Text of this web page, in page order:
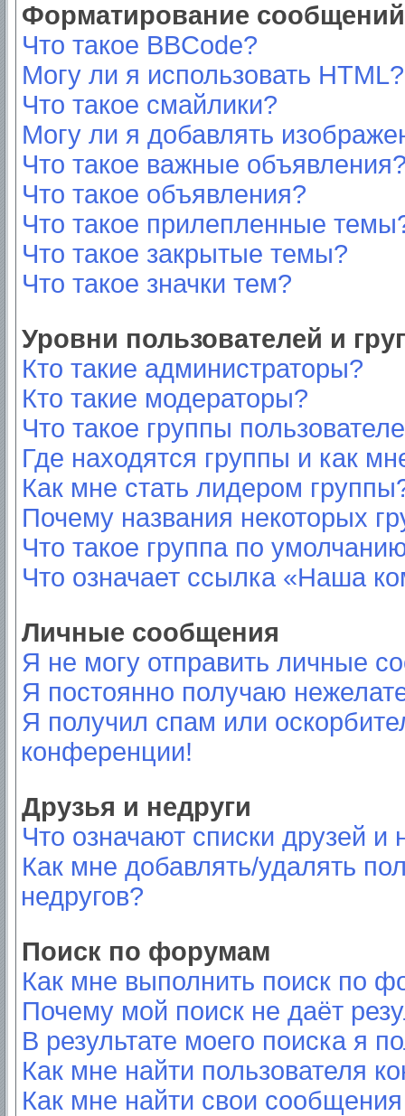
Форматирование
Что такое BBCode?
Могу ли я использовать HTML?
Что такое смайлики?
Могу ли я добавлять
Что такое важные
Что такое объявления?
Что такое прилепленные
Что такое закрытые темы?
Что такое значки тем?
Уровни пользователей и
Кто такие администраторы?
Кто такие модераторы?
Что такое группы
Где находятся группы и как
Как мне стать лидером
Почему названия некоторых
Что такое группа по
Что означает ссылка «Наша
Личные сообщения
Я не могу отправить личные
Я постоянно получаю
Я получил спам или
конференции!
Друзья и недруги
Что означают списки друзей и
Как мне добавлять/удалять
недругов?
Поиск по форумам
Как мне выполнить поиск по
Почему мой поиск не даёт
В результате моего поиска я
Как мне найти пользователя
Как мне найти свои